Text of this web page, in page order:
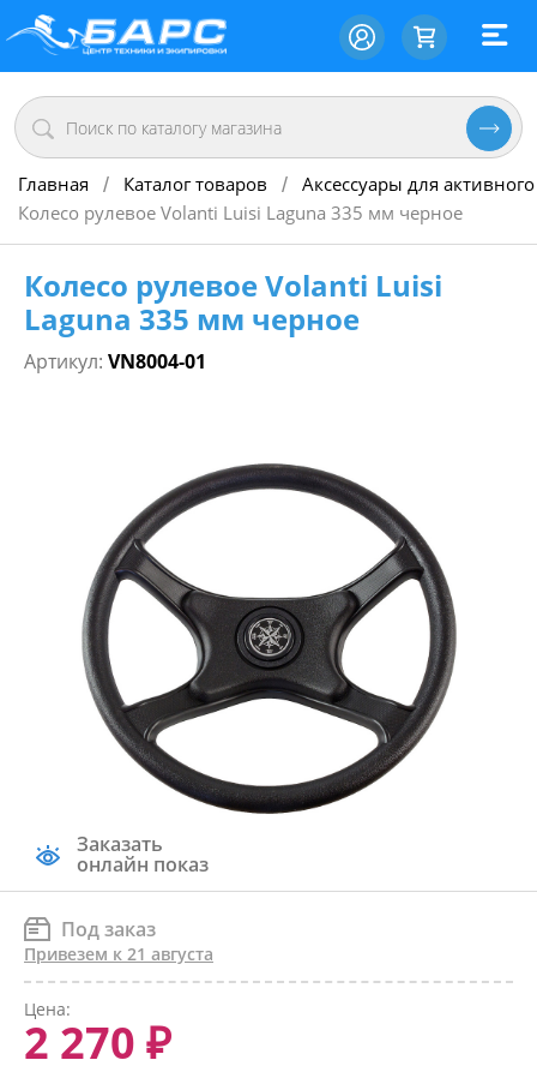
Главная / Каталог товаров / Аксессуары для
Колесо рулевое Volanti Luisi Laguna 335 мм черное
Колесо рулевое Volanti Luisi
Laguna 335 мм черное
Артикул: VN8004-01
Заказать
онлайн показ
Под заказ
Привезем к 21 августа
Цена:
2 270 ₽